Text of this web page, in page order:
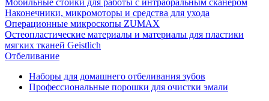
Наконечники, микромоторы и средства для ухода
Операционные микроскопы ZUMAX
Остеопластические материалы и материалы для пластики
мягких тканей Geistlich
Отбеливание
Наборы для домашнего отбеливания зубов
Профессиональные порошки для очистки эмали